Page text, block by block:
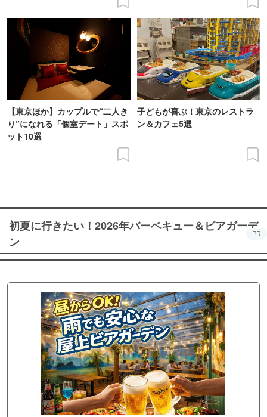
【東京ほか】カップルで“二人き
り”になれる「個室デート」スポ
ット10選
子どもが喜ぶ！東京のレストラ
ン＆カフェ5選
初夏に行きたい！2026年バーベキュー＆ビアガーデ
ン
PR